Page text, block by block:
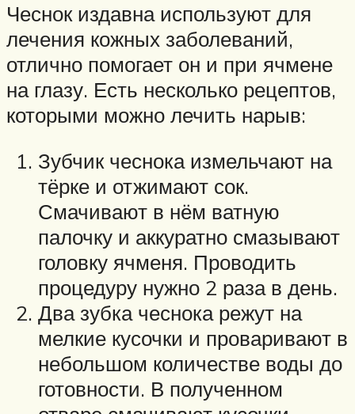
Чеснок издавна используют для
лечения кожных заболеваний,
отлично помогает он и при ячмене
на глазу. Есть несколько рецептов,
которыми можно лечить нарыв:
Зубчик чеснока измельчают на
тёрке и отжимают сок.
Смачивают в нём ватную
палочку и аккуратно смазывают
головку ячменя. Проводить
процедуру нужно 2 раза в день.
Два зубка чеснока режут на
мелкие кусочки и проваривают в
небольшом количестве воды до
готовности. В полученном